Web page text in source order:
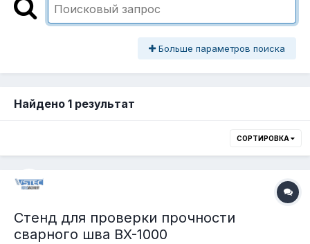
Больше параметров поиска
Найдено 1 результат
СОРТИРОВКА
Стенд для проверки прочности
сварного шва BX-1000